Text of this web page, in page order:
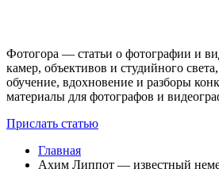
Фотогора — статьи о фотографии и
камер, объективов и студийного
обучение, вдохновение и разборы
материалы для фотографов и
Прислать статью
Главная
​Ахим Липпот — известный